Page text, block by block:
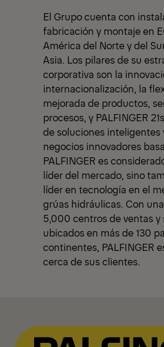
El Grupo cuenta con
fabricación y montaje en
América del Norte y del
Asia. Los pilares de su
corporativa son la
internacionalización, la
mejorada de productos,
procesos, y PALFINGER
de soluciones inteligentes
negocios innovadores
PALFINGER es
líder del mercado, sino
líder en tecnología en el
grúas hidráulicas. Con
5,000 centros de ventas y
ubicados en más de 130
continentes, PALFINGER
cerca de sus clientes.